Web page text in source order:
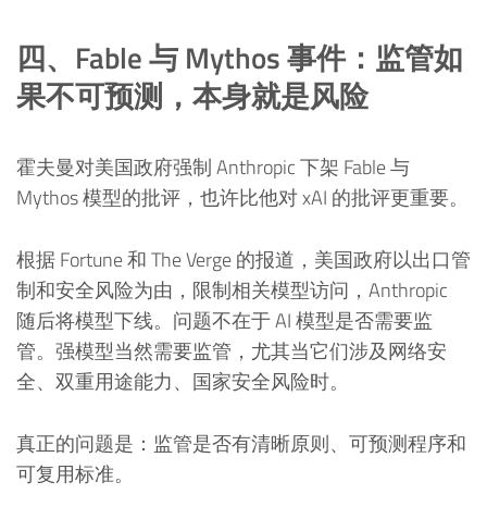
四、Fable 与 Mythos 事件：监管如
果不可预测，本身就是风险
霍夫曼对美国政府强制 Anthropic 下架 Fable 与
Mythos 模型的批评，也许比他对 xAI 的批评更重要。
根据 Fortune 和 The Verge 的报道，美国政府以出口管
制和安全风险为由，限制相关模型访问，Anthropic
随后将模型下线。问题不在于 AI 模型是否需要监
管。强模型当然需要监管，尤其当它们涉及网络安
全、双重用途能力、国家安全风险时。
真正的问题是：监管是否有清晰原则、可预测程序和
可复用标准。